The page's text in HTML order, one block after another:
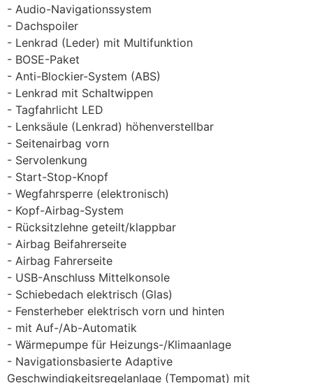
Audio-Navigationssystem
Dachspoiler
Lenkrad (Leder) mit Multifunktion
BOSE-Paket
Anti-Blockier-System (ABS)
Lenkrad mit Schaltwippen
Tagfahrlicht LED
Lenksäule (Lenkrad) höhenverstellbar
Seitenairbag vorn
Servolenkung
Start-Stop-Knopf
Wegfahrsperre (elektronisch)
Kopf-Airbag-System
Rücksitzlehne geteilt/klappbar
Airbag Beifahrerseite
Airbag Fahrerseite
USB-Anschluss Mittelkonsole
Schiebedach elektrisch (Glas)
Fensterheber elektrisch vorn und hinten
mit Auf-/Ab-Automatik
Wärmepumpe für Heizungs-/Klimaanlage
Navigationsbasierte Adaptive
Geschwindigkeitsregelanlage (Tempomat) mit